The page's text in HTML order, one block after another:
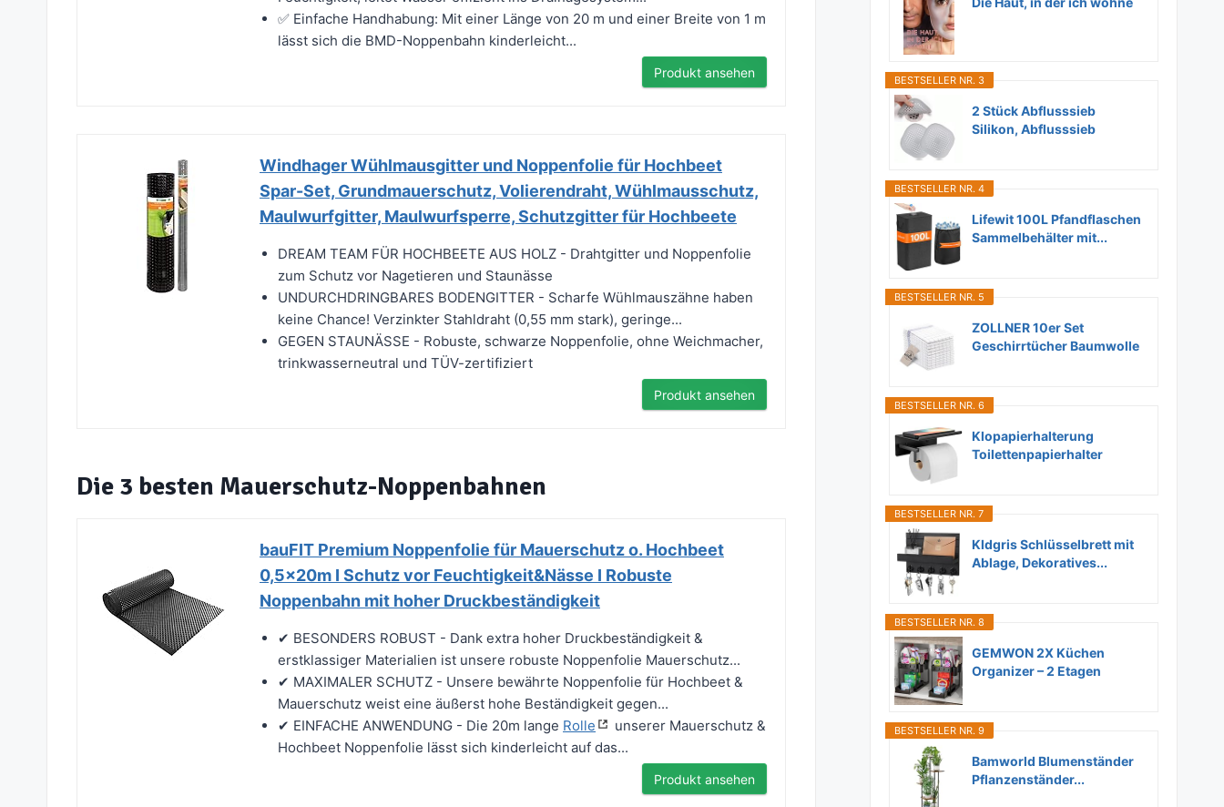
✅ Einfache Handhabung: Mit einer Länge von 20 m und einer Breite von 1 m
lässt sich die BMD-Noppenbahn kinderleicht...
Produkt ansehen
Windhager Wühlmausgitter und Noppenfolie für Hochbeet
Spar-Set, Grundmauerschutz, Volierendraht, Wühlmausschutz,
Maulwurfgitter, Maulwurfsperre, Schutzgitter für Hochbeete
DREAM TEAM FÜR HOCHBEETE AUS HOLZ - Drahtgitter und Noppenfolie
zum Schutz vor Nagetieren und Staunässe
UNDURCHDRINGBARES BODENGITTER - Scharfe Wühlmauszähne haben
keine Chance! Verzinkter Stahldraht (0,55 mm stark), geringe...
GEGEN STAUNÄSSE - Robuste, schwarze Noppenfolie, ohne Weichmacher,
trinkwasserneutral und TÜV-zertifiziert
Produkt ansehen
Die 3 besten Mauerschutz-Noppenbahnen
bauFIT Premium Noppenfolie für Mauerschutz o. Hochbeet
0,5x20m I Schutz vor Feuchtigkeit&Nässe I Robuste
Noppenbahn mit hoher Druckbeständigkeit
✔ BESONDERS ROBUST - Dank extra hoher Druckbeständigkeit &
erstklassiger Materialien ist unsere robuste Noppenfolie Mauerschutz...
✔ MAXIMALER SCHUTZ - Unsere bewährte Noppenfolie für Hochbeet &
Mauerschutz weist eine äußerst hohe Beständigkeit gegen...
✔ EINFACHE ANWENDUNG - Die 20m lange Rolle
unserer Mauerschutz &
Hochbeet Noppenfolie lässt sich kinderleicht auf das...
Produkt ansehen
BESTSELLER NR. 3
2 Stück Abflusssieb
Silikon, Abflusssieb
BESTSELLER NR. 4
Lifewit 100L Pfandflaschen
Sammelbehälter mit...
BESTSELLER NR. 5
ZOLLNER 10er Set
Geschirrtücher Baumwolle
BESTSELLER NR. 6
Klopapierhalterung
Toilettenpapierhalter
BESTSELLER NR. 7
Kldgris Schlüsselbrett mit
Ablage, Dekoratives...
BESTSELLER NR. 8
GEMWON 2X Küchen
Organizer – 2 Etagen
BESTSELLER NR. 9
Bamworld Blumenständer
Pflanzenständer...